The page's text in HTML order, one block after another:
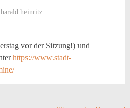
harald.heinritz
vor der Sitzung!) und
https://www.stadt-